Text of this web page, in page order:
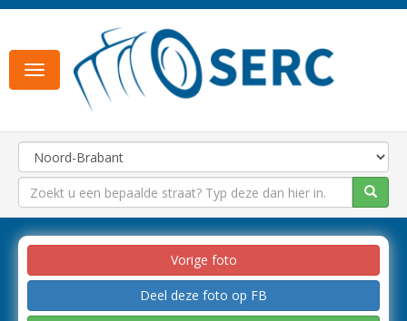
Toggle
navigation
Vorige foto
Deel deze foto op FB